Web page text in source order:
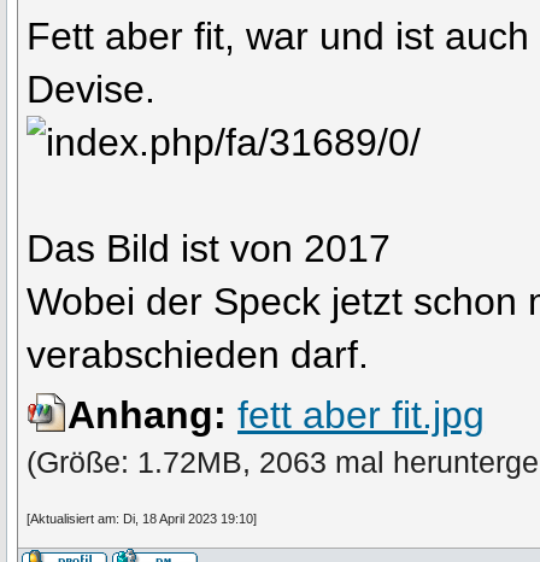
Fett aber fit, war und ist
Devise.
Das Bild ist von 2017
Wobei der Speck jetzt schon
verabschieden darf.
Anhang: fett aber fit.jpg
(Größe: 1.72MB, 2063 mal
[Aktualisiert am: Di, 18 April 2023 19:10]